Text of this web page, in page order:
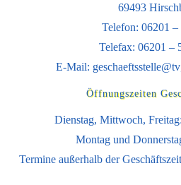
69493
Telefon: 06201 –
Telefax: 06201 –
E-Mail:
Öffnungszeiten
Dienstag, Mittwoch,
Montag und
Termine außerhalb der